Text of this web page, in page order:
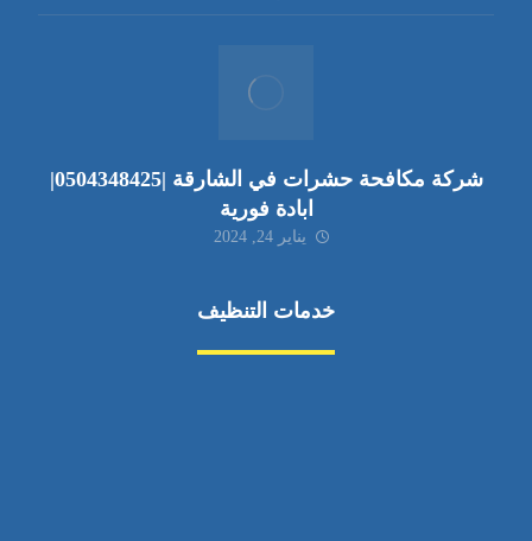
شركة مكافحة حشرات في الشارقة |0504348425|
ابادة فورية
يناير 24, 2024
خدمات التنظيف